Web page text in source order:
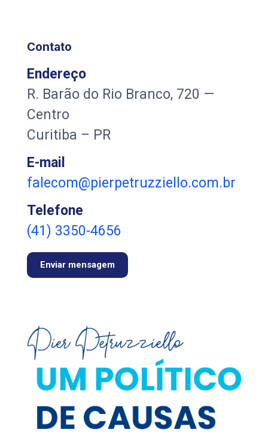
Contato
Endereço
R. Barão do Rio Branco, 720 —
Centro
Curitiba – PR
E-mail
falecom@pierpetruzziello.com.br
Telefone
(41) 3350-4656
Enviar mensagem